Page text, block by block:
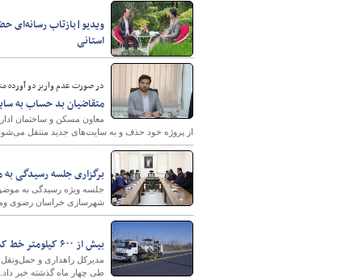
پایگاه خبری وزارت
ویدیو|بازتاب رسانه‌ای
استانی
در صورت عدم واریز دو آورده
متقاضیان بد حساب به
معاون مسکن و ساختمان
از پروژه خود حذف و به سایت‌های جدید منتقل
برگزاری جلسه رسیدگی
جلسه ویژه رسیدگی به
شهرسازی خراسان رضوی
بیش از ۶۰۰ کیلومتر خط کشی در محورهای خراسان جنوبی/ نصب نزدیک به ۳۲۰۰ تابلو در جاده ها
طی چهار ماه گذشته خبر داد.